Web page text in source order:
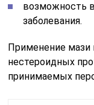
возможность
заболевания.
Применение мази
нестероидных
принимаемых